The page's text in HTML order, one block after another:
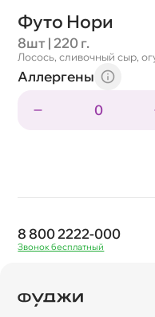
Футо Нори
8шт | 220 г.
Лосось, сливочный сыр,
Аллергены
0
8 800 2222-000
Звонок бесплатный